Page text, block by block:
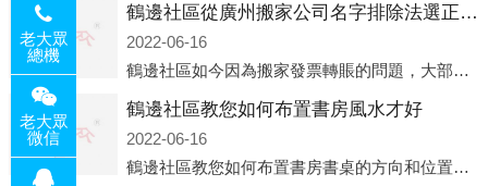
鶴邊社區從廣州搬家公司名字排除法選正規公司
2022-06-16
鶴邊社區如今因為搬家發票轉賬的問題，大部分搬家公司都已經注冊了營業執照，早5年前基本上所謂的搬家公司都是無注冊狀態也就是無照營業，由于企業注冊量大增所以各種企業信息展示平臺如雨后春筍般遍地開花，如：天眼查，企
鶴邊社區教您如何布置書房風水才好
2022-06-16
鶴邊社區教您如何布置書房書桌的方向和位置風水中所說的方位，顧名思義包括方向和位置兩個概念，那么書桌的方向應該向著哪里呢？一般來說，將書桌對著門放置比較 好，比如您書房的門是向南的，就將書桌也向著門放置即可；這
老大眾
總機
老大眾
微信